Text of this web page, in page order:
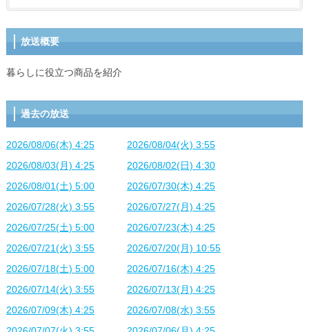
放送概要
暮らしに役立つ商品を紹介
過去の放送
2026/08/06(木) 4:25
2026/08/04(火) 3:55
2026/08/03(月) 4:25
2026/08/02(日) 4:30
2026/08/01(土) 5:00
2026/07/30(木) 4:25
2026/07/28(火) 3:55
2026/07/27(月) 4:25
2026/07/25(土) 5:00
2026/07/23(木) 4:25
2026/07/21(火) 3:55
2026/07/20(月) 10:55
2026/07/18(土) 5:00
2026/07/16(木) 4:25
2026/07/14(火) 3:55
2026/07/13(月) 4:25
2026/07/09(木) 4:25
2026/07/08(水) 3:55